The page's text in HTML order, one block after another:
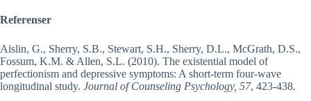
Referenser
Aislin, G., Sherry, S.B., Stewart, S.H., Sherry, D.L., McGrath, D.S.,
Fossum, K.M. & Allen, S.L. (2010). The existential model of
perfectionism and depressive symptoms: A short-term four-wave
longitudinal study. Journal of Counseling Psychology, 57, 423-438.